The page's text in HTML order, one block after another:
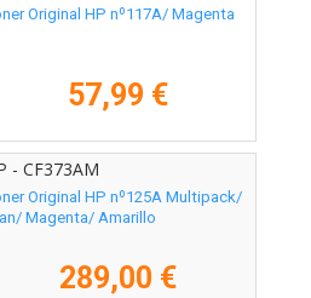
Original HP nº117A/ Magenta
57,99 €
- CF373AM
Original HP nº125A Multipack/
Magenta/ Amarillo
289,00 €